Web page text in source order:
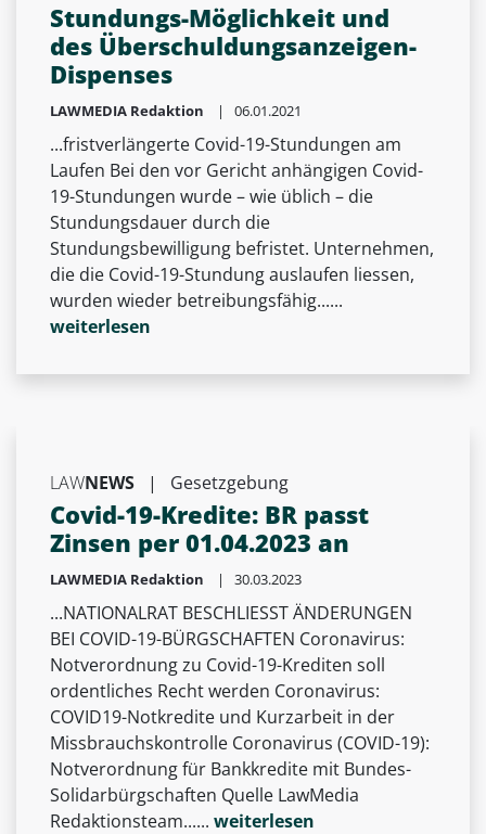
Stundungs-Möglichkeit und
des Überschuldungsanzeigen-
Dispenses
LAWMEDIA Redaktion | 06.01.2021
...fristverlängerte Covid-19-Stundungen am
Laufen Bei den vor Gericht anhängigen Covid-
19-Stundungen wurde – wie üblich – die
Stundungsdauer durch die
Stundungsbewilligung befristet. Unternehmen,
die die Covid-19-Stundung auslaufen liessen,
wurden wieder betreibungsfähig......
weiterlesen
LAWNEWS | Gesetzgebung
Covid-19-Kredite: BR passt
Zinsen per 01.04.2023 an
LAWMEDIA Redaktion | 30.03.2023
...NATIONALRAT BESCHLIESST ÄNDERUNGEN
BEI COVID-19-BÜRGSCHAFTEN Coronavirus:
Notverordnung zu Covid-19-Krediten soll
ordentliches Recht werden Coronavirus:
COVID19-Notkredite und Kurzarbeit in der
Missbrauchskontrolle Coronavirus (COVID-19):
Notverordnung für Bankkredite mit Bundes-
Solidarbürgschaften Quelle LawMedia
Redaktionsteam...... weiterlesen